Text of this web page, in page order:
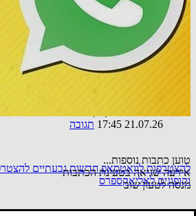
להצטרפות לוואטסאפ חדשות גבעתיים
וקופונים לאליאקספרס
אורח
ברכות לרוב רן יקר שלא נ"ח מפעילות
21.07.26 17:45
תגובה
טוען כתבות נוספות...
אירעה שגיאה בטעינת הכתבות
מנסה לטעון שוב